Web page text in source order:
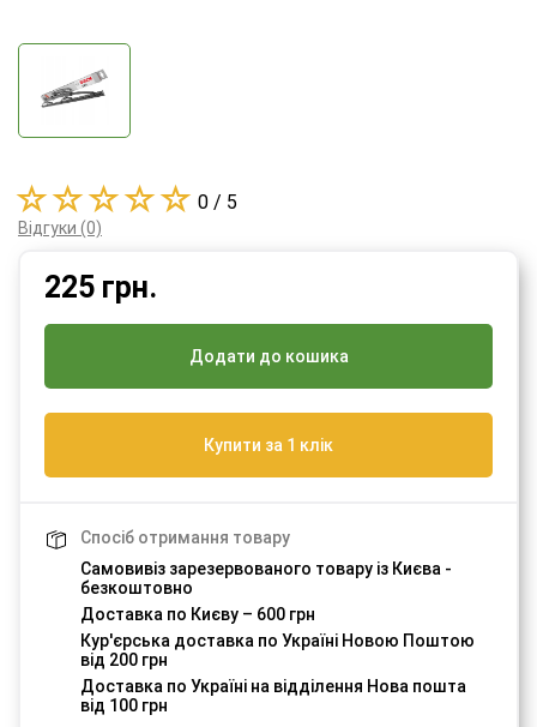
225 грн.
Додати до кошика
Купити за 1 клік
Спосіб отримання товару
Самовивіз зарезервованого товару із Києва -
безкоштовно
Доставка по Києву – 600 грн
Кур'єрська доставка по Україні Новою Поштою
від 200 грн
Доставка по Україні на відділення Нова пошта
від 100 грн
0 / 5
Відгуки (0)